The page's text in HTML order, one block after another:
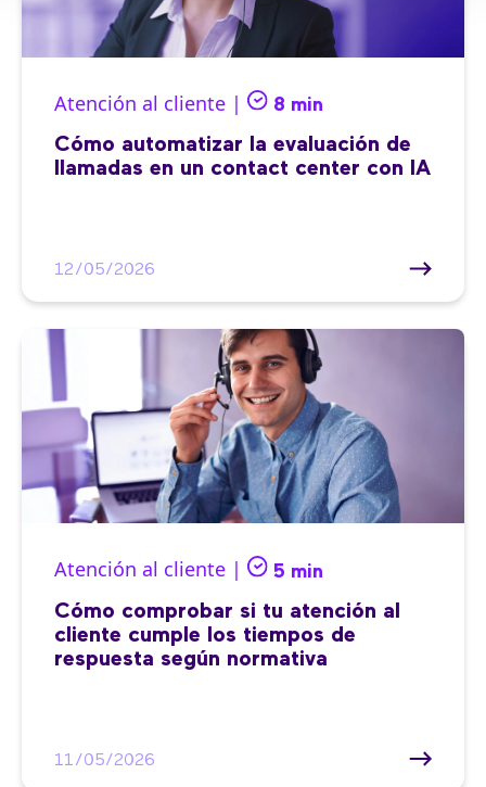
Atención al cliente | 8 min
Cómo automatizar la evaluación de
llamadas en un contact center con IA
12/05/2026
Atención al cliente | 5 min
Cómo comprobar si tu atención al
cliente cumple los tiempos de
respuesta según normativa
11/05/2026